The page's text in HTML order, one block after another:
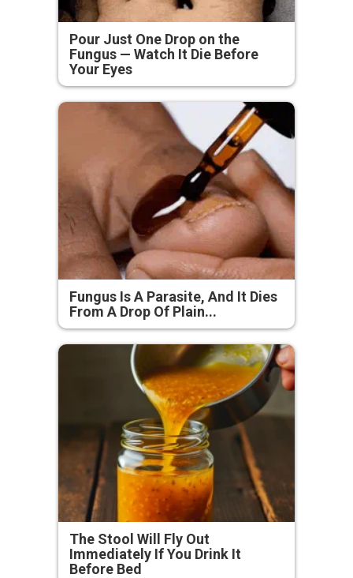
Pour Just One Drop on the
Fungus — Watch It Die Before
Your Eyes
Fungus Is A Parasite, And It Dies
From A Drop Of Plain...
The Stool Will Fly Out
Immediately If You Drink It
Before Bed